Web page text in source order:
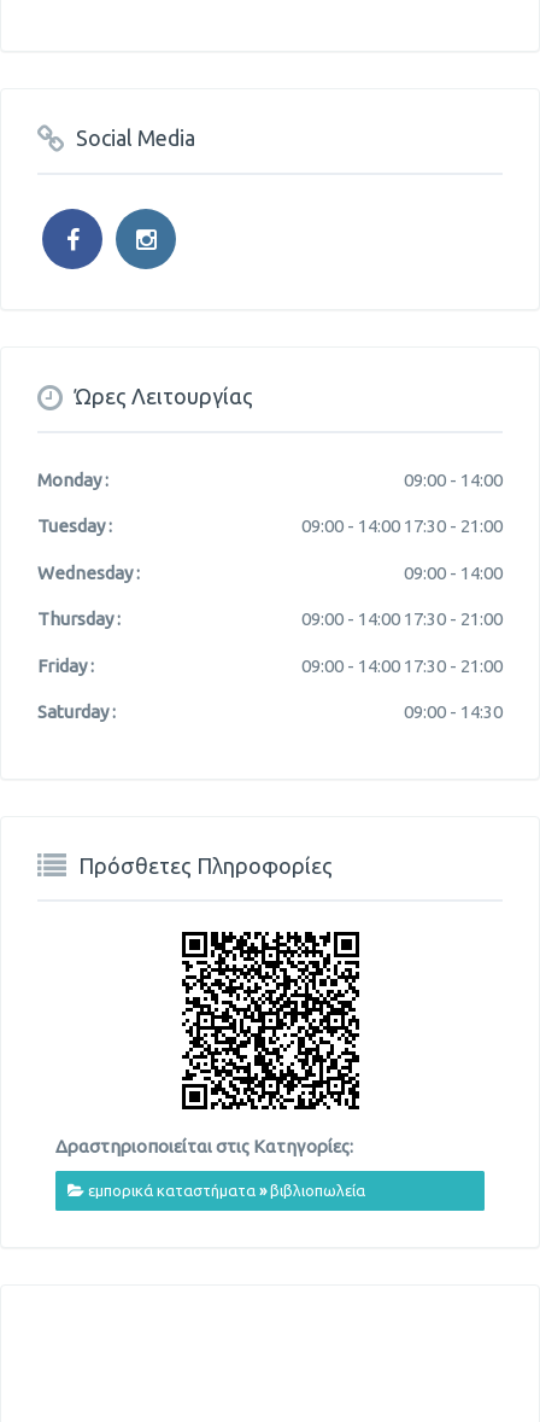
Social Media
Ώρες Λειτουργίας
Monday : 09:00 - 14:00
Tuesday : 09:00 - 14:00 17:30 - 21:00
Wednesday : 09:00 - 14:00
Thursday : 09:00 - 14:00 17:30 - 21:00
Friday : 09:00 - 14:00 17:30 - 21:00
Saturday : 09:00 - 14:30
Πρόσθετες Πληροφορίες
Δραστηριοποιείται στις Κατηγορίες:
εμπορικά καταστήματα »βιβλιοπωλεία